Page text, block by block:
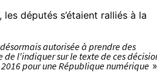
députés s’étaient ralliés à la
autorisée à prendre des
l'indiquer sur le texte de ces
pour une République numérique